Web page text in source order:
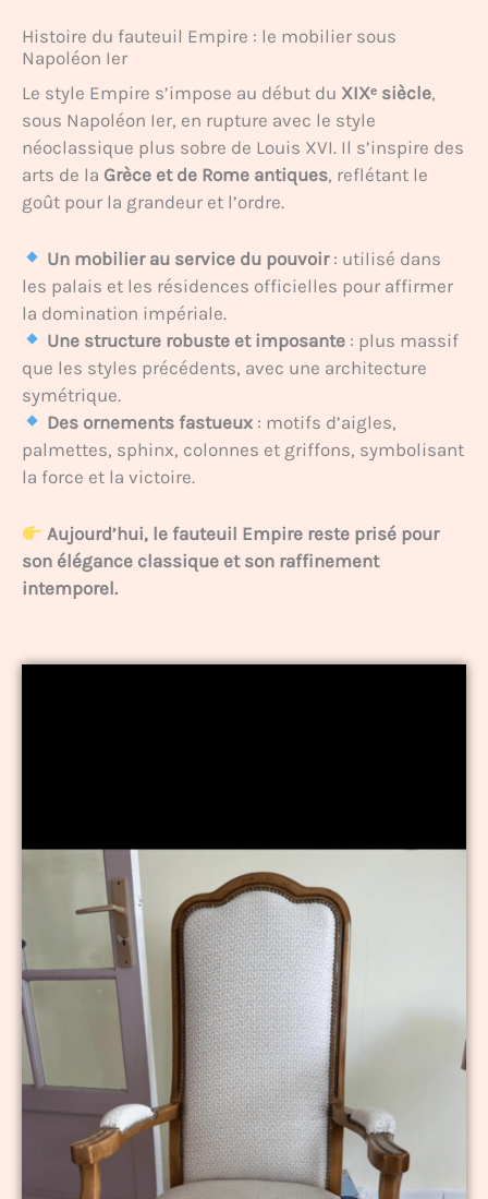
Histoire du fauteuil Empire : le mobilier sous
Napoléon Ier
Le style Empire s’impose au début du XIXᵉ siècle,
sous Napoléon Ier, en rupture avec le style
néoclassique plus sobre de Louis XVI. Il s’inspire des
arts de la Grèce et de Rome antiques, reflétant le
goût pour la grandeur et l’ordre.
Un mobilier au service du pouvoir: utilisé dans
les palais et les résidences officielles pour affirmer
la domination impériale.
Une structure robuste et imposante : plus massif
que les styles précédents, avec une architecture
symétrique.
Des ornements fastueux : motifs d’aigles,
palmettes, sphinx, colonnes et griffons, symbolisant
la force et la victoire.
Aujourd’hui, le fauteuil Empire reste prisé pour
son élégance classique et son raffinement
intemporel.